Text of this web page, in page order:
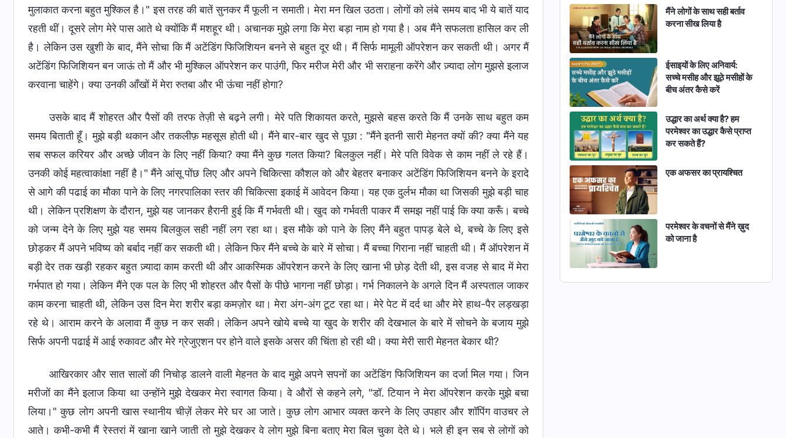
मुलाकात करना बहुत मुश्किल है।" इस तरह की बातें सुनकर मैं फूली न समाती। मेरा मन खिल उठता। लोगों को लंबे समय बाद भी ये बातें याद
रहती थीं। दूसरे लोग मेरे पास आते थे क्योंकि मैं मशहूर थी। अचानक मुझे लगा कि मेरा बड़ा नाम हो गया है। अब मैंने सफलता हासिल कर ली
है। लेकिन उस खुशी के बाद, मैंने सोचा कि मैं अटेंडिंग फिजिशियन बनने से बहुत दूर थी। मैं सिर्फ मामूली ऑपरेशन कर सकती थी। अगर मैं
अटेंडिंग फिजिशियन बन जाऊं तो मैं और भी मुश्किल ऑपरेशन कर पाउंगी, फिर मरीज मेरी और भी सराहना करेंगे और ज़्यादा लोग मुझसे इलाज
करवाना चाहेंगे। क्या उनकी आँखों में मेरा रुतबा और भी ऊंचा नहीं होगा?
उसके बाद मैं शोहरत और पैसों की तरफ तेज़ी से बढ़ने लगी। मेरे पति शिकायत करते, मुझसे बहस करते कि मैं उनके साथ बहुत कम
समय बिताती हूँ। मुझे बड़ी थकान और तकलीफ़ महसूस होती थी। मैंने बार-बार खुद से पूछा : "मैंने इतनी सारी मेहनत क्यों की? क्या मैंने यह
सब सफल करियर और अच्छे जीवन के लिए नहीं किया? क्या मैंने कुछ गलत किया? बिलकुल नहीं। मेरे पति विवेक से काम नहीं ले रहे हैं।
उनकी कोई महत्वाकांक्षा नहीं है।" मैंने आंसू पोंछ लिए और अपने चिकित्सा कौशल को और बेहतर बनाकर अटेंडिंग फिजिशियन बनने के इरादे
से आगे की पढाई का मौका पाने के लिए नगरपालिका स्तर की चिकित्सा इकाई में आवेदन किया। यह एक दुर्लभ मौका था जिसकी मुझे बड़ी चाह
थी। लेकिन प्रशिक्षण के दौरान, मुझे यह जानकर हैरानी हुई कि मैं गर्भवती थी। खुद को गर्भवती पाकर मैं समझ नहीं पाई कि क्या करूँ। बच्चे
को जन्म देने के लिए मुझे यह समय बिलकुल सही नहीं लग रहा था। इस मौके को पाने के लिए मैंने बहुत पापड़ बेले थे, बच्चे के लिए इसे
छोड़कर मैं अपने भविष्य को बर्बाद नहीं कर सकती थी। लेकिन फिर मैंने बच्चे के बारे में सोचा। मैं बच्चा गिराना नहीं चाहती थी। मैं ऑपरेशन में
बड़ी देर तक खड़ी रहकर बहुत ज़्यादा काम करती थी और आकस्मिक ऑपरेशन करने के लिए खाना भी छोड़ देती थी, इस वजह से बाद में मेरा
गर्भपात हो गया। लेकिन मैंने एक पल के लिए भी शोहरत और पैसों के पीछे भागना नहीं छोड़ा। गर्भ निकालने के अगले दिन मैं अस्पताल जाकर
काम करना चाहती थी, लेकिन उस दिन मेरा शरीर बड़ा कमज़ोर था। मेरा अंग-अंग टूट रहा था। मेरे पेट में दर्द था और मेरे हाथ-पैर लड़खड़ा
रहे थे। आराम करने के अलावा मैं कुछ न कर सकी। लेकिन अपने खोये बच्चे या खुद के शरीर की देखभाल के बारे में सोचने के बजाय मुझे
सिर्फ अपनी पढाई में आई रुकावट और मेरे ग्रेजुएशन पर होने वाले इसके असर की चिंता हो रही थी। क्या मेरी सारी मेहनत बेकार थी?
आखिरकार और सात सालों की निचोड़ डालने वाली मेहनत के बाद मुझे अपने सपनों का अटेंडिंग फिजिशियन का दर्जा मिल गया। जिन
मरीजों का मैंने इलाज किया था उन्होंने मुझे देखकर मेरा स्वागत किया। वे औरों से कहने लगे, "डॉ. टियान ने मेरा ऑपरेशन करके मुझे बचा
लिया।" कुछ लोग अपनी खास स्थानीय चीज़ें लेकर मेरे घर आ जाते। कुछ लोग आभार व्यक्त करने के लिए उपहार और शॉपिंग वाउचर ले
आते। कभी-कभी मैं रेस्तरां में खाना खाने जाती तो मुझे देखकर वे लोग मुझे बिना बताए मेरा बिल चुका देते थे। भले ही इन सब से लोगों को
मैंने लोगों के साथ सही बर्ताव
करना सीख लिया है
ईसाइयों के लिए अनिवार्य:
सच्चे मसीह और झूठे मसीहों के
बीच अंतर कैसे करें
उद्धार का अर्थ क्या है? हम
परमेश्वर का उद्धार कैसे प्राप्त
कर सकते हैं?
एक अफसर का प्रायश्चित
परमेश्वर के वचनों से मैंने ख़ुद
को जाना है